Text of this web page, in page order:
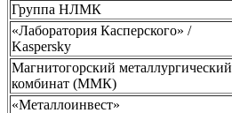
Группа НЛМК
«Лаборатория Касперского» /
Kaspersky
Магнитогорский металлургический
комбинат (ММК)
«Металлоинвест»